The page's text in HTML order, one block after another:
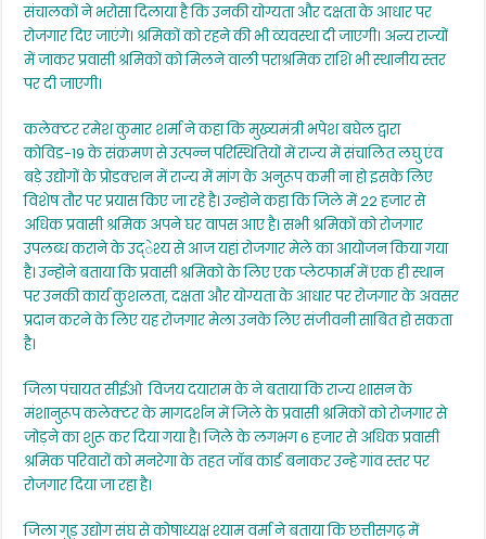
संचालकों ने भरोसा दिलाया है कि उनकी योग्यता और दक्षता के आधार पर
रोजगार दिए जाएंगे। श्रमिकों को रहने की भी व्यवस्था दी जाएगी। अन्य राज्यों
में जाकर प्रवासी श्रमिकों को मिलने वाली पराश्रमिक राशि भी स्थानीय स्तर
पर दी जाएगी।
कलेक्टर रमेश कुमार शर्मा ने कहा कि मुख्यमंत्री भपेश बघेल द्वारा
कोविड-19 के संक्रमण से उत्पन्न परिस्थितियों में राज्य में संचालित लघु एंव
बड़े उद्योगों के प्रोडक्शन में राज्य में मांग के अनुरूप कमी ना हो इसके लिए
विशेष तौर पर प्रयास किए जा रहे है। उन्होने कहा कि जिले में 22 हजार से
अधिक प्रवासी श्रमिक अपने घर वापस आए है। सभी श्रमिकों को रोजगार
उपलब्ध कराने के उद्ेश्य से आज यहां रोजगार मेले का आयोजन किया गया
है। उन्होने बताया कि प्रवासी श्रमिको के लिए एक प्लेटफार्म में एक ही स्थान
पर उनकी कार्य कुशलता, दक्षता और योग्यता के आधार पर रोजगार के अवसर
प्रदान करने के लिए यह रोजगार मेला उनके लिए संजीवनी साबित हो सकता
है।
जिला पंचायत सीईओ विजय दयाराम के ने बताया कि राज्य शासन के
मंशानुरूप कलेक्टर के मागदर्शन में जिले के प्रवासी श्रमिकों को रोजगार से
जोड़ने का शुरू कर दिया गया है। जिले के लगभग 6 हजार से अधिक प्रवासी
श्रमिक परिवारों को मनरेगा के तहत जॉब कार्ड बनाकर उन्हे गांव स्तर पर
रोजगार दिया जा रहा है।
जिला गुड़ उद्योग संघ से कोषाध्यक्ष श्याम वर्मा ने बताया कि छत्तीसगढ़ में